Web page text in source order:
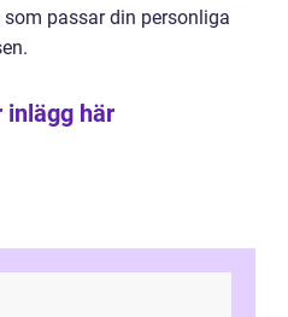
passar din personliga
inlägg här